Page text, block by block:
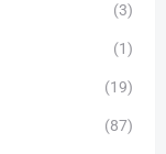
(3)
(1)
(19)
(87)